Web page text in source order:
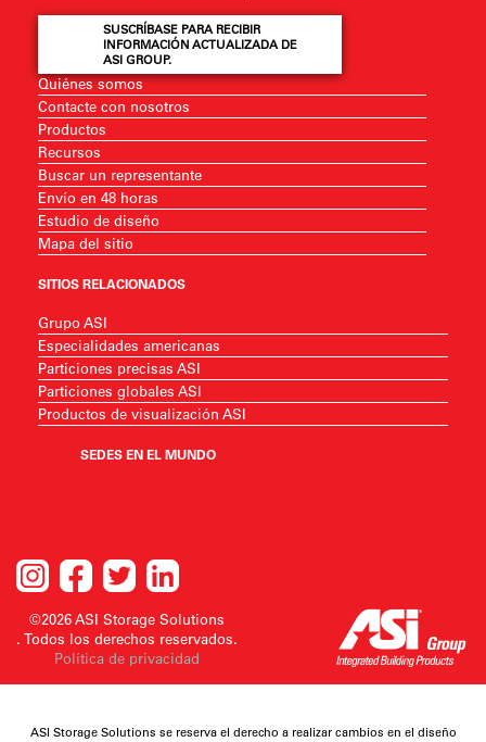
SUSCRÍBASE PARA RECIBIR
INFORMACIÓN ACTUALIZADA DE
ASI GROUP.
Quiénes somos
Contacte con nosotros
Productos
Recursos
Buscar un representante
Envío en 48 horas
Estudio de diseño
Mapa del sitio
SITIOS RELACIONADOS
Grupo ASI
Especialidades americanas
Particiones precisas ASI
Particiones globales ASI
Productos de visualización ASI
SEDES EN EL MUNDO
©2026 ASI Storage Solutions
. Todos los derechos reservados.
Política de privacidad
ASI Storage Solutions se reserva el derecho a realizar cambios en el diseño